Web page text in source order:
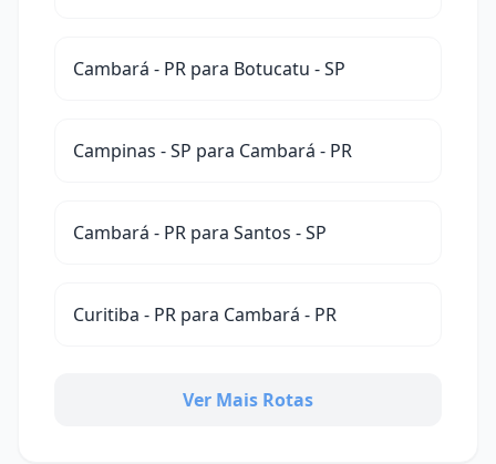
Cambará - PR para Botucatu - SP
Campinas - SP para Cambará - PR
Cambará - PR para Santos - SP
Curitiba - PR para Cambará - PR
Ver Mais Rotas